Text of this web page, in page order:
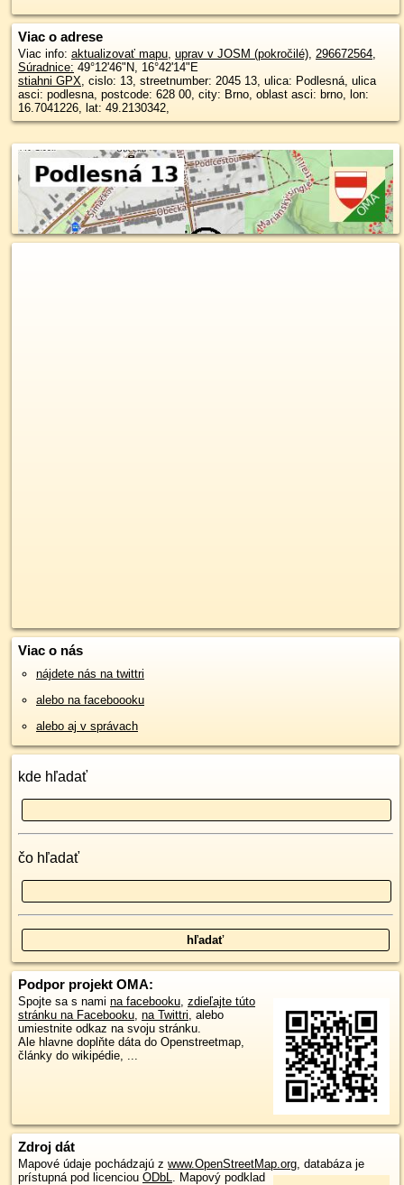
Viac o adrese
Viac info: aktualizovať mapu, uprav v JOSM (pokročilé), 296672564,
Súradnice: 49°12'46"N, 16°42'14"E
stiahni GPX, cislo: 13, streetnumber: 2045 13, ulica: Podlesná, ulica
asci: podlesna, postcode: 628 00, city: Brno, oblast asci: brno, lon:
16.7041226, lat: 49.2130342,
Viac o nás
nájdete nás na twittri
alebo na faceboooku
alebo aj v správach
kde hľadať
čo hľadať
Podpor projekt OMA:
Spojte sa s nami na facebooku, zdieľajte túto
stránku na Facebooku, na Twittri, alebo
umiestnite odkaz na svoju stránku.
Ale hlavne doplňte dáta do Openstreetmap,
články do wikipédie, ...
Zdroj dát
Mapové údaje pochádzajú z www.OpenStreetMap.org, databáza je
prístupná pod licenciou ODbL. Mapový podklad